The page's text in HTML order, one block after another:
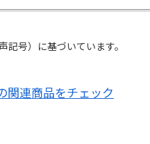
号）に基づいています。
連商品をチェック